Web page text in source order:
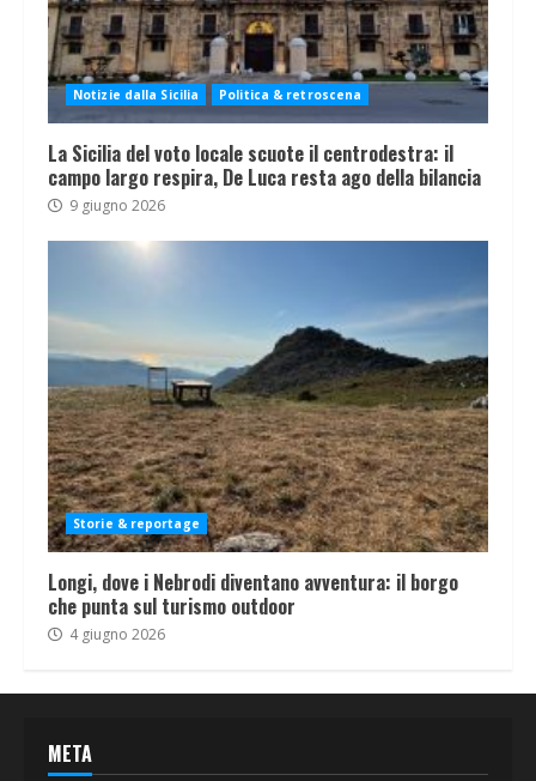
Notizie dalla Sicilia Politica & retroscena
La Sicilia del voto locale scuote il centrodestra: il
campo largo respira, De Luca resta ago della bilancia
9 giugno 2026
Storie & reportage
Longi, dove i Nebrodi diventano avventura: il borgo
che punta sul turismo outdoor
4 giugno 2026
META